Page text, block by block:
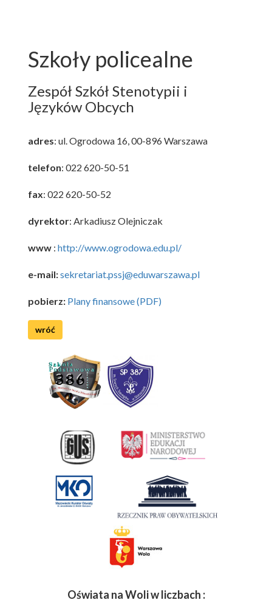
Szkoły policealne
Zespół Szkół Stenotypii i
Języków Obcych
adres: ul. Ogrodowa 16, 00-896 Warszawa
telefon: 022 620-50-51
fax: 022 620-50-52
dyrektor: Arkadiusz Olejniczak
www :http://www.ogrodowa.edu.pl/
e-mail:sekretariat.pssj@eduwarszawa.pl
pobierz: Plany finansowe (PDF)
wróć
Oświata na Woli w liczbach :